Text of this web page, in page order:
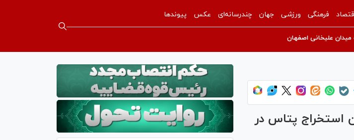
فرهنگی ورزشی جهان چندرسانه‌ای عکس پیوندها
علیخانی اصفهان
استخراج پتاس در